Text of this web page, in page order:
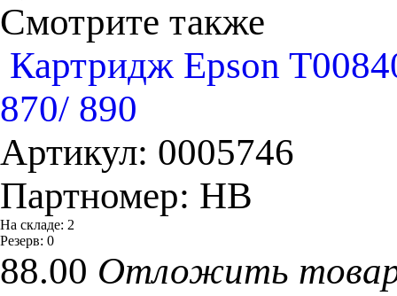
Смотрите также
Картридж Epson
870/ 890
Артикул: 0005746
Партномер: HB
На складе: 2
Резерв: 0
88.00 Отложить